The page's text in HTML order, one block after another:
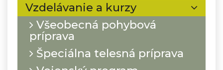
Vzdelávanie a kurzy
Všeobecná pohybová
príprava
Špeciálna telesná príprava